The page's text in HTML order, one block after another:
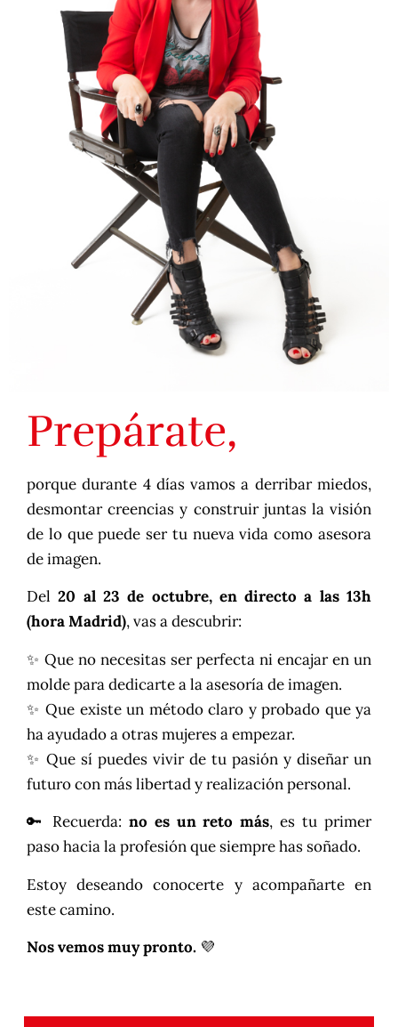
Prepárate,
porque durante 4 días vamos a derribar miedos,
desmontar creencias y construir juntas la visión
de lo que puede ser tu nueva vida como asesora
de imagen.
Del20 al 23 de octubre, en directo a las 13h
(hora Madrid), vas a descubrir:
✨ Que no necesitas ser perfecta ni encajar en un
molde para dedicarte a la asesoría de imagen.
✨ Que existe un método claro y probado que ya
ha ayudado a otras mujeres a empezar.
✨ Que sí puedes vivir de tu pasión y diseñar un
futuro con más libertad y realización personal.
🔑 Recuerda: no es un reto más, es tu primer
paso hacia la profesión que siempre has soñado.
Estoy deseando conocerte y acompañarte en
este camino.
Nos vemos muy pronto. 💜